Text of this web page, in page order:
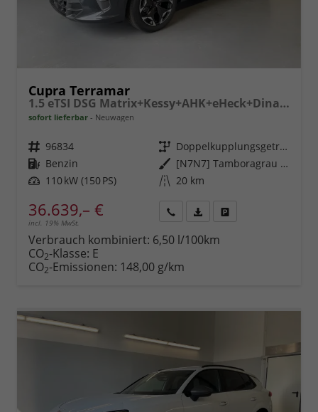
Cupra Terramar
1.5 eTSI DSG Matrix+Kessy+AHK+eHeck+Dinamica+CarPlay+eHeck+GV5
sofort lieferbar Neuwagen
Fahrzeugnr. 96834 Getriebe
Doppelkupplungsgetriebe (DSG)
Kraftstoff Benzin Außenfarbe
[N7N7] Tamboragrau Metallic
Leistung 110 kW (150 PS) Kilometerstand 20 km
36.639,– €
incl. 19% MwSt.
anfordern
Datei,
Verbrauch kombiniert: 6,50 l/100km
CO2-Klasse: E
CO2-Emissionen: 148,00 g/km